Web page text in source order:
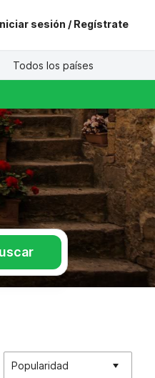
sesión / Regístrate
Todos los países
Popularidad